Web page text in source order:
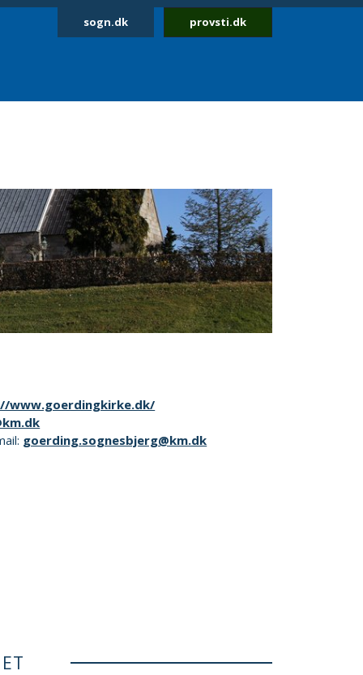
sogn.dk provsti.dk
www.goerdingkirke.dk/
goerding.sognesbjerg@km.dk